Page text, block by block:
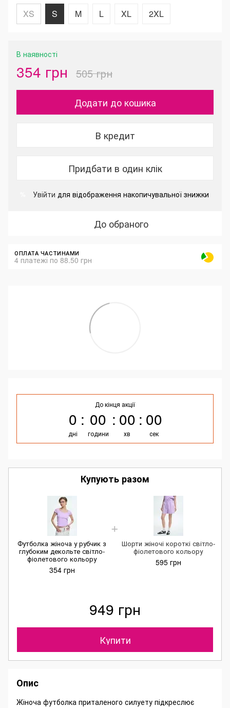
XS S M L XL 2XL
В наявності
354 грн 505 грн
Додати до кошика
В кредит
Придбати в один клік
Увійти для відображення накопичувальної знижки
До обраного
ОПЛАТА ЧАСТИНАМИ
4 платежі по 88.50 грн
До кінця акції
0
дні
00
години
00
хв
00
сек
Купують разом
Футболка жіноча у рубчик з
глубоким декольте світло-
фіолетового кольору
354 грн
Шорти жіночі короткі світло-
фіолетового кольору
595 грн
949 грн
Купити
Опис
Жіноча футболка приталеного силуету підкреслює